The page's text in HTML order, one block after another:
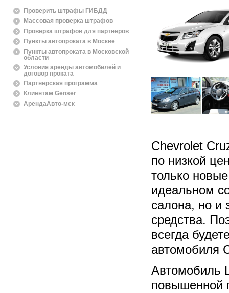
Проверить штрафы ГИБДД
Массовая проверка штрафов
Проверка штрафов для партнеров
Пункты автопроката в Москве
Пункты автопроката в Московской
области
Условия аренды автомобилей и
договор проката
Партнерская программа
Клиентам Genser
АрендаАвто-мск
Chevrolet
по низкой
только
идеальном
салона, но и
средства.
всегда
автомобиля
Автомобиль
повышенной